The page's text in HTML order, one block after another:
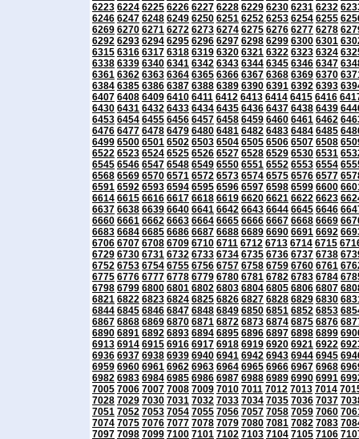
6223 6224 6225 6226 6227 6228 6229 6230 6231 6232
6246 6247 6248 6249 6250 6251 6252 6253 6254 6255
6269 6270 6271 6272 6273 6274 6275 6276 6277 6278
6292 6293 6294 6295 6296 6297 6298 6299 6300 6301
6315 6316 6317 6318 6319 6320 6321 6322 6323 6324
6338 6339 6340 6341 6342 6343 6344 6345 6346 6347
6361 6362 6363 6364 6365 6366 6367 6368 6369 6370
6384 6385 6386 6387 6388 6389 6390 6391 6392 6393
6407 6408 6409 6410 6411 6412 6413 6414 6415 6416
6430 6431 6432 6433 6434 6435 6436 6437 6438 6439
6453 6454 6455 6456 6457 6458 6459 6460 6461 6462
6476 6477 6478 6479 6480 6481 6482 6483 6484 6485
6499 6500 6501 6502 6503 6504 6505 6506 6507 6508
6522 6523 6524 6525 6526 6527 6528 6529 6530 6531
6545 6546 6547 6548 6549 6550 6551 6552 6553 6554
6568 6569 6570 6571 6572 6573 6574 6575 6576 6577
6591 6592 6593 6594 6595 6596 6597 6598 6599 6600
6614 6615 6616 6617 6618 6619 6620 6621 6622 6623
6637 6638 6639 6640 6641 6642 6643 6644 6645 6646
6660 6661 6662 6663 6664 6665 6666 6667 6668 6669
6683 6684 6685 6686 6687 6688 6689 6690 6691 6692
6706 6707 6708 6709 6710 6711 6712 6713 6714 6715
6729 6730 6731 6732 6733 6734 6735 6736 6737 6738
6752 6753 6754 6755 6756 6757 6758 6759 6760 6761
6775 6776 6777 6778 6779 6780 6781 6782 6783 6784
6798 6799 6800 6801 6802 6803 6804 6805 6806 6807
6821 6822 6823 6824 6825 6826 6827 6828 6829 6830
6844 6845 6846 6847 6848 6849 6850 6851 6852 6853
6867 6868 6869 6870 6871 6872 6873 6874 6875 6876
6890 6891 6892 6893 6894 6895 6896 6897 6898 6899
6913 6914 6915 6916 6917 6918 6919 6920 6921 6922
6936 6937 6938 6939 6940 6941 6942 6943 6944 6945
6959 6960 6961 6962 6963 6964 6965 6966 6967 6968
6982 6983 6984 6985 6986 6987 6988 6989 6990 6991
7005 7006 7007 7008 7009 7010 7011 7012 7013 7014
7028 7029 7030 7031 7032 7033 7034 7035 7036 7037
7051 7052 7053 7054 7055 7056 7057 7058 7059 7060
7074 7075 7076 7077 7078 7079 7080 7081 7082 7083
7097 7098 7099 7100 7101 7102 7103 7104 7105 7106